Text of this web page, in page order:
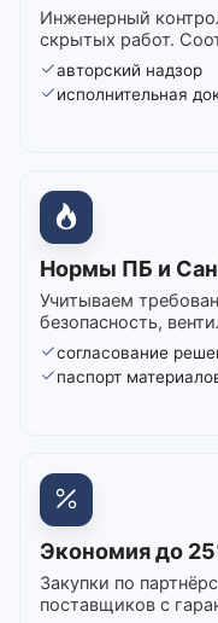
Инженерный
скрытых работ.
авторский надзор
исполнительная
Нормы ПБ и
Учитываем
безопасность,
согласование
паспорт
Экономия до
Закупки по
поставщиков с